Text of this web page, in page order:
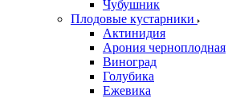
Чубушник
Плодовые кустарники
Актинидия
Арония черноплодная
Виноград
Голубика
Ежевика